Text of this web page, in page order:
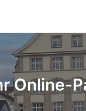
Online-